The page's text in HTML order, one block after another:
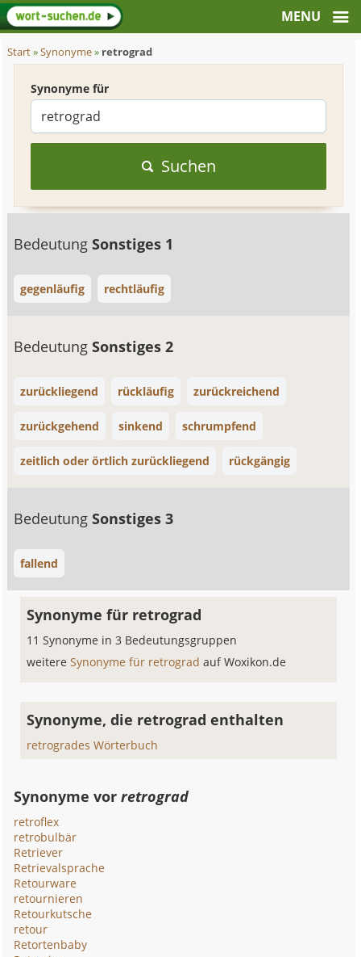
Start»Synonyme» retrograd
Synonyme für
Suchen
BedeutungSonstiges 1
gegenläufig rechtläufig
BedeutungSonstiges 2
zurückliegend rückläufig zurückreichend
zurückgehend sinkend schrumpfend
zeitlich oder örtlich zurückliegend rückgängig
BedeutungSonstiges 3
fallend
Synonyme für retrograd
11 Synonyme in 3 Bedeutungsgruppen
weitereSynonyme für retrogradauf Woxikon.de
Synonyme, die retrograd enthalten
retrogrades Wörterbuch
Synonyme vorretrograd
retroflex
retrobulbär
Retriever
Retrievalsprache
Retourware
retournieren
Retourkutsche
retour
Retortenbaby